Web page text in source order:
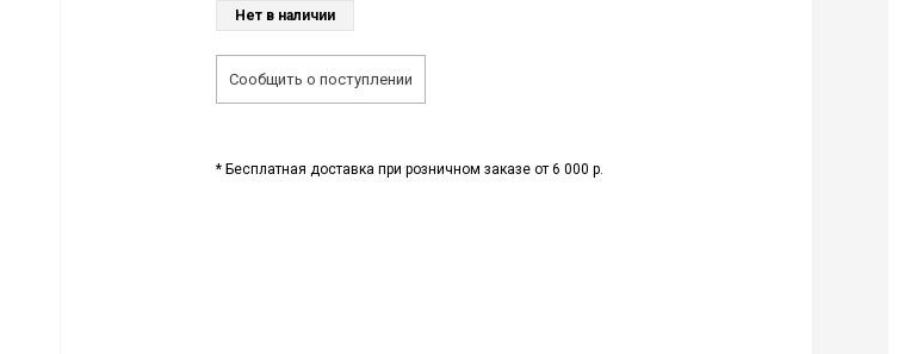
Нет в наличии
Сообщить о поступлении
* Бесплатная доставка при розничном заказе от 6 000 р.